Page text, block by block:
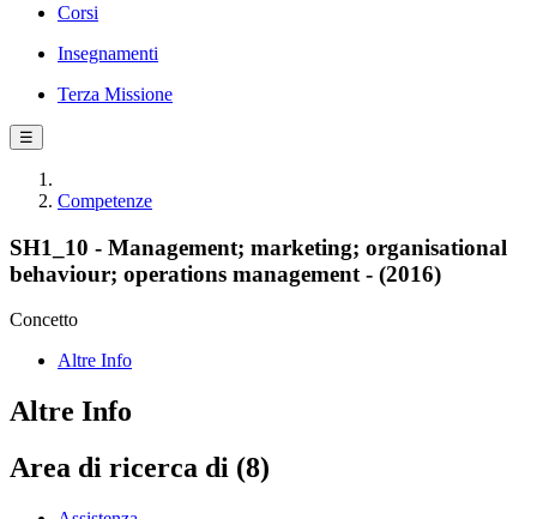
Corsi
Insegnamenti
Terza Missione
☰
Competenze
SH1_10 - Management; marketing; organisational
behaviour; operations management - (2016)
Concetto
Altre Info
Altre Info
Area di ricerca di (8)